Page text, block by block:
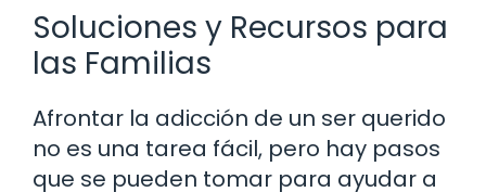
Soluciones y Recursos para
las Familias
Afrontar la adicción de un ser querido
no es una tarea fácil, pero hay pasos
que se pueden tomar para ayudar a